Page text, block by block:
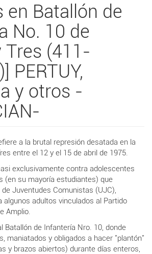
en Batallón de
No. 10 de
Tres (411-
PERTUY,
y otros -
a la brutal represión desatada en la
entre el 12 y el 15 de abril de 1975.
exclusivamente contra adolescentes
(en su mayoría estudiantes) que
Juventudes Comunistas (UJC),
algunos adultos vinculados al Partido
Amplio.
Batallón de Infantería Nro. 10, donde
maniatados y obligados a hacer "plantón"
y brazos abiertos) durante días enteros,